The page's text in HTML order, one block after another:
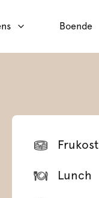
Boende
Frukost
Lunch